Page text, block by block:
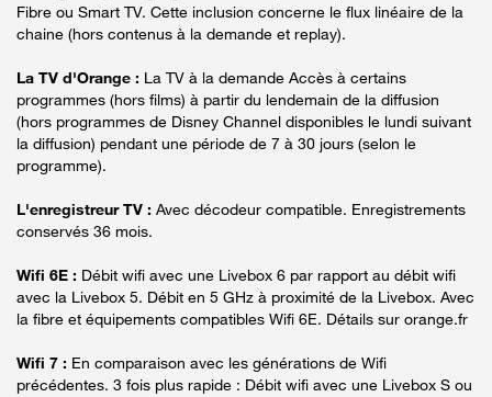
Fibre ou Smart TV. Cette inclusion concerne le flux linéaire de la
chaine (hors contenus à la demande et replay).
La TV d'Orange : La TV à la demande Accès à certains
programmes (hors films) à partir du lendemain de la diffusion
(hors programmes de Disney Channel disponibles le lundi suivant
la diffusion) pendant une période de 7 à 30 jours (selon le
programme).
L'enregistreur TV : Avec décodeur compatible. Enregistrements
conservés 36 mois.
Wifi 6E : Débit wifi avec une Livebox 6 par rapport au débit wifi
avec la Livebox 5. Débit en 5 GHz à proximité de la Livebox. Avec
la fibre et équipements compatibles Wifi 6E. Détails sur orange.fr
Wifi 7 : En comparaison avec les générations de Wifi
précédentes. 3 fois plus rapide : Débit wifi avec une Livebox S ou